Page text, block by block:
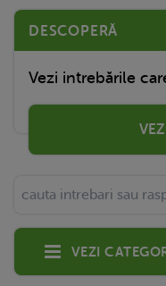
DESCOPERĂ
Vezi intrebările
Vezi